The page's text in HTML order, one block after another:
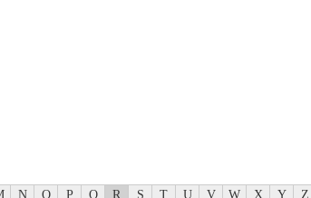
N O P Q R S T U V W X Y Z